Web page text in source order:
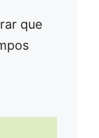
que